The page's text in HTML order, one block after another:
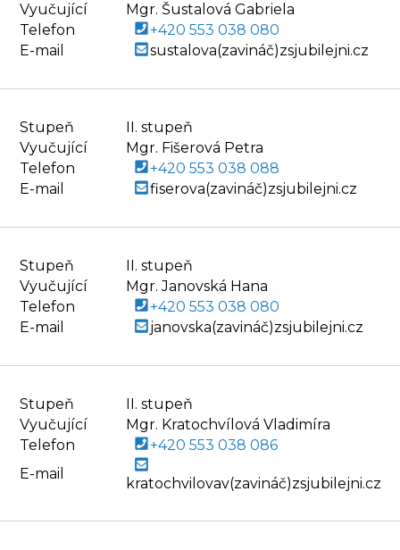
Vyučující
Mgr. Šustalová Gabriela
Telefon
+420 553 038 080
E-mail
sustalova(zavináč)zsjubilejni.cz
Stupeň
II. stupeň
Vyučující
Mgr. Fišerová Petra
Telefon
+420 553 038 088
E-mail
fiserova(zavináč)zsjubilejni.cz
Stupeň
II. stupeň
Vyučující
Mgr. Janovská Hana
Telefon
+420 553 038 080
E-mail
janovska(zavináč)zsjubilejni.cz
Stupeň
II. stupeň
Vyučující
Mgr. Kratochvílová Vladimíra
Telefon
+420 553 038 086
E-mail
kratochvilovav(zavináč)zsjubilejni.cz